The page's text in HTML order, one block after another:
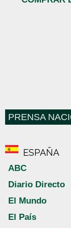
PRENSA
ESPAÑA
ABC
Diario Directo
El Mundo
El País